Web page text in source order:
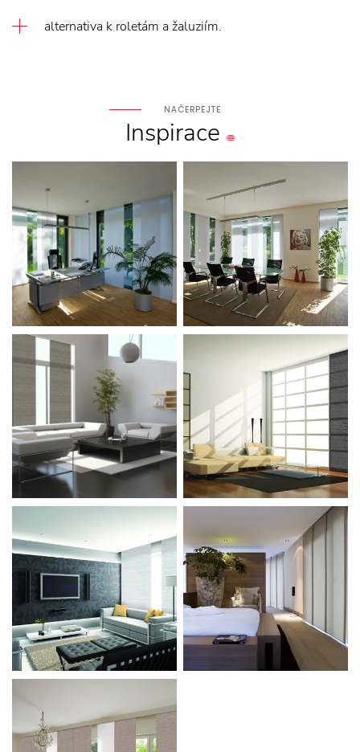
alternativa k roletám a žaluziím.
NAČERPEJTE
Inspirace